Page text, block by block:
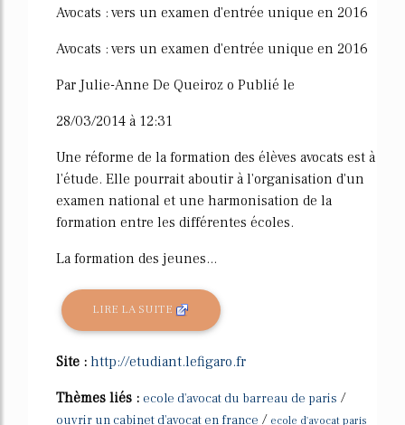
Avocats : vers un examen d'entrée unique en 2016
Avocats : vers un examen d'entrée unique en 2016
Par Julie-Anne De Queiroz o Publié le
28/03/2014 à 12:31
Une réforme de la formation des élèves avocats est à
l'étude. Elle pourrait aboutir à l'organisation d'un
examen national et une harmonisation de la
formation entre les différentes écoles.
La formation des jeunes...
LIRE LA SUITE
Site : http://etudiant.lefigaro.fr
Thèmes liés : ecole d'avocat du barreau de paris /
ouvrir un cabinet d'avocat en france / ecole d'avocat paris